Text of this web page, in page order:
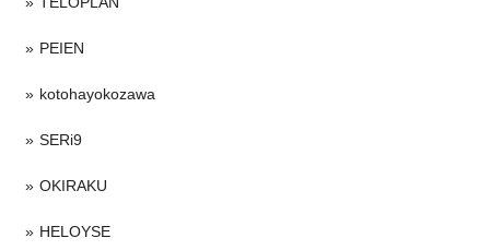
PEIEN
kotohayokozawa
SERi9
OKIRAKU
HELOYSE